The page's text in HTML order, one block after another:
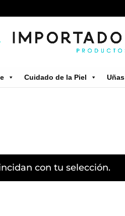
Cuidado de la Piel Uñas
con tu selección.